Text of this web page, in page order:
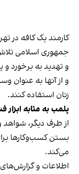
کارمند یک کافه در
جمهوری اسلامی
و تهدید به برخورد و
و از آنها به عنوان
زنان استفاده کنند.
پلمب به مثابه
از طرف دیگر،
بستن کسب‌وکارها
می‌کند.
اطلاعات و